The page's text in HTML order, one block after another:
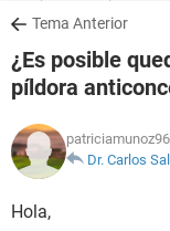
SALUD
FAMILIA
NUTRICIÓN
Tema Anterior
¿Es posible
píldora
patriciamunoz96
Dr. Carlos
Hola,